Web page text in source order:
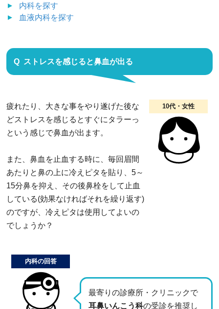
内科を探す
血液内科を探す
ストレスを感じると鼻血が出る
10代・女性
疲れたり、大きな事をやり遂げた後な
どストレスを感じるとすぐにタラーっ
という感じで鼻血が出ます。
また、鼻血を止血する時に、毎回眉間
あたりと鼻の上に冷えピタを貼り、5～
15分鼻を抑え、その後鼻栓をして止血
している(効果なければそれを繰り返す)
のですが、冷えピタは使用してよいの
でしょうか？
最寄りの診療所・クリニックで
耳鼻いんこう科の受診を推奨し
内科の回答